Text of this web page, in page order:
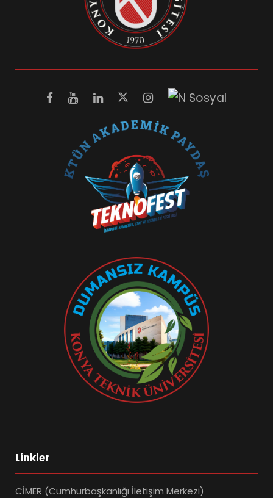
Linkler
CİMER (Cumhurbaşkanlığı İletişim Merkezi)